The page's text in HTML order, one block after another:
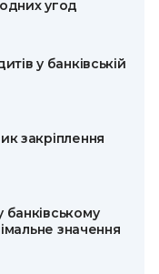
угод
у банківській
закріплення
значення